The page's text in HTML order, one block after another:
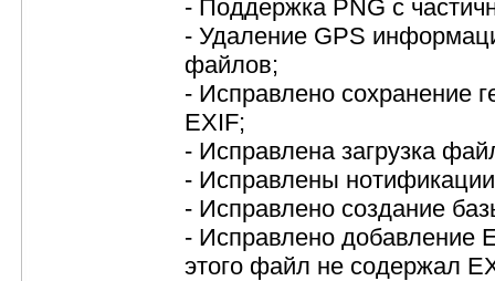
- Поддержка PNG с
- Удаление GPS
файлов;
- Исправлено сохранение
EXIF;
- Исправлена загрузка
- Исправлены
- Исправлено создание
- Исправлено добавление
этого файл не содержал